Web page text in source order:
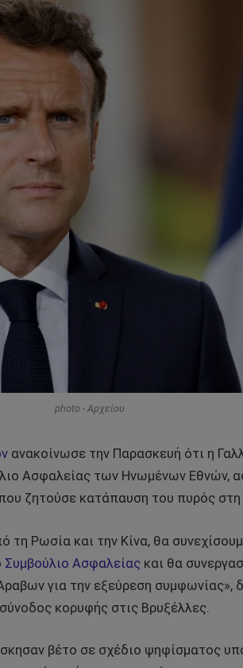
photo - Αρχείου
ανακοίνωσε την Παρασκευή ότι η
Ασφαλείας των Ηνωμένων Εθνών,
ζητούσε κατάπαυση του πυρός στη
τη Ρωσία και την Κίνα, θα
Συμβούλιο Ασφαλείας και θα
για την εξεύρεση συμφωνίας»,
κορυφής στις Βρυξέλλες.
βέτο σε σχέδιο ψηφίσματος